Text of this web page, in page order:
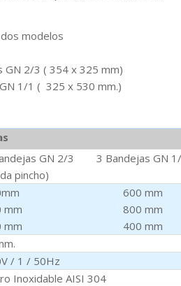
modelos
GN 2/3 ( 354 x 325 mm)
1/1 ( 325 x 530 mm.)
GN 2/3 3 Bandejas GN 1/
pincho)
600 mm
mm 800 mm
mm 400 mm
/ 1 / 50Hz
Inoxidable AISI 304